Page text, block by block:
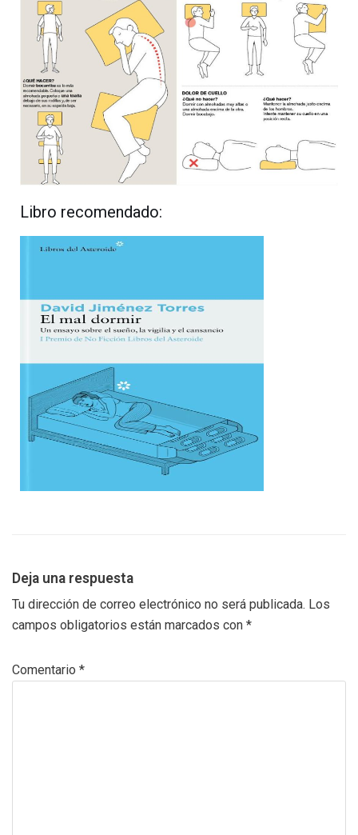
Libro recomendado:
Deja una respuesta
Tu dirección de correo electrónico no será publicada. Los
campos obligatorios están marcados con *
Comentario *